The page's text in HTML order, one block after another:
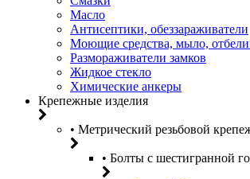
Масло
Антисептики, обеззараживатели
Моющие средства, мыло,
Размораживатели замков
Жидкое стекло
Химические анкеры
Крепежные изделия
• Метрический резьбовой
• Болты с шестигранной